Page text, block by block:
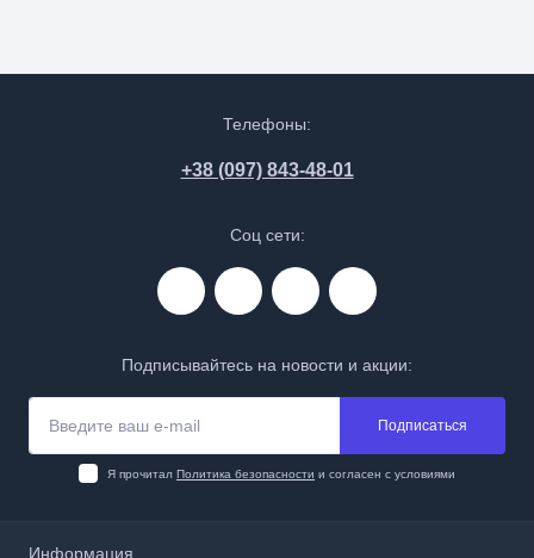
Телефоны:
+38 (097) 843-48-01
Соц сети:
Подписывайтесь на новости и акции:
Подписаться
Я прочитал Политика безопасности и согласен с условиями
Информация